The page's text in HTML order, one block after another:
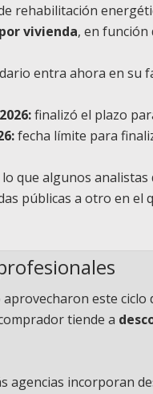
rehabilitación
vivienda, en
entra ahora en su
finalizó el plazo
fecha límite para
que algunos
públicas a otro en
aprovecharon este
tiende a
agencias incorporan